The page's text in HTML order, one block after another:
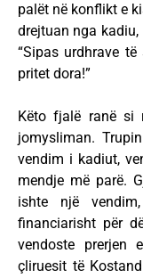
palët në konflikt e
drejtuan nga
“Sipas urdhrave
pritet dora!”
Këto fjalë ranë si
jomysliman.
vendim i kadiut,
mendje më parë.
ishte një
financiarisht për
vendoste prerjen
çliruesit të